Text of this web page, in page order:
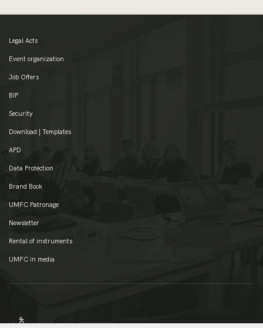
Legal Acts
Event organization
Job Offers
BIP
Security
Download | Templates
APD
Data Protection
Brand Book
UMFC Patronage
Newsletter
Rental of instruments
UMFC in media